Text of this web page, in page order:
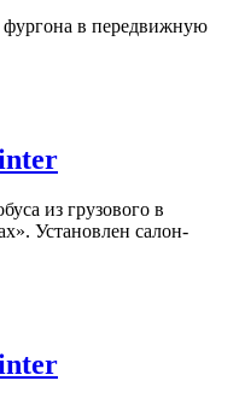
фургона в передвижную
из грузового в
Установлен салон-